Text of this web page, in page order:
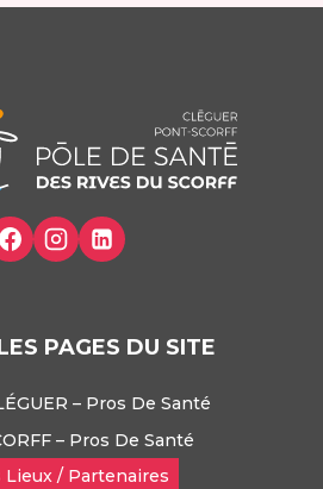
PAGES DU SITE
– Pros De Santé
– Pros De Santé
Lieux / Partenaires